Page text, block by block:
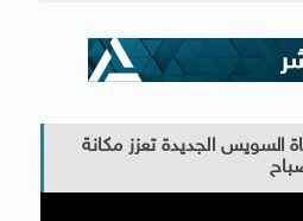
السويس الجديدة تعزز مكانة